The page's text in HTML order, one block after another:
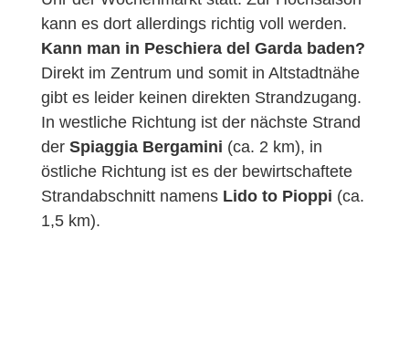
kann es dort allerdings richtig voll werden.
Kann man in Peschiera del Garda baden?
Direkt im Zentrum und somit in Altstadtnähe
gibt es leider keinen direkten Strandzugang.
In westliche Richtung ist der nächste Strand
der Spiaggia Bergamini (ca. 2 km), in
östliche Richtung ist es der bewirtschaftete
Strandabschnitt namens Lido to Pioppi (ca.
1,5 km).